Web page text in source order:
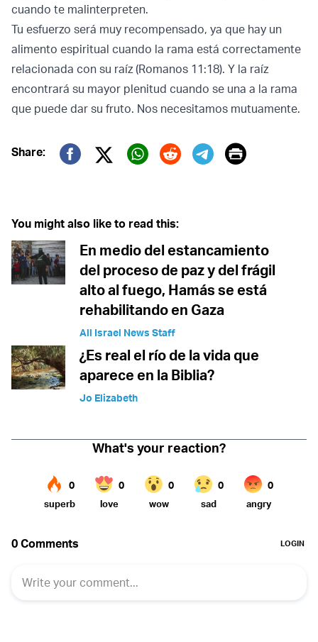
cuando te malinterpreten.
Tu esfuerzo será muy recompensado, ya que hay un
alimento espiritual cuando la rama está correctamente
relacionada con su raíz (Romanos 11:18). Y la raíz
encontrará su mayor plenitud cuando se una a la rama
que puede dar su fruto. Nos necesitamos mutuamente.
Share:
Twitter (X)
Print
You might also like to read this:
En medio del estancamiento
del proceso de paz y del frágil
alto al fuego, Hamás se está
rehabilitando en Gaza
All Israel News Staff
¿Es real el río de la vida que
aparece en la Biblia?
Jo Elizabeth